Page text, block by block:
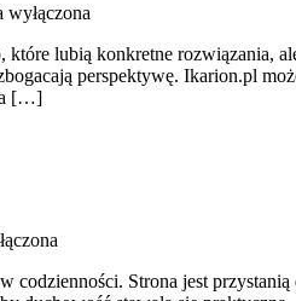
wyłączona
lubią konkretne rozwiązania,
perspektywę. Ikarion.pl
[…]
Strona jest